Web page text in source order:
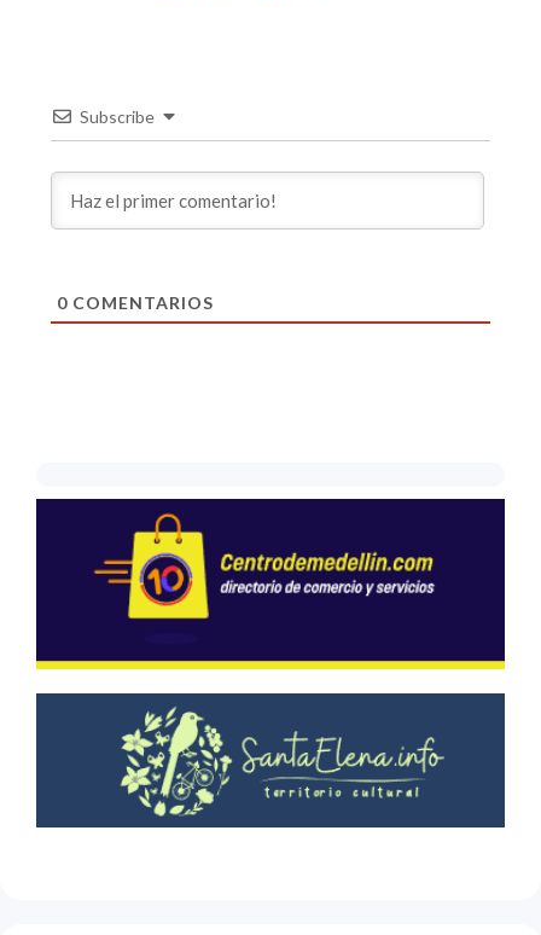
Subscribe
0COMENTARIOS